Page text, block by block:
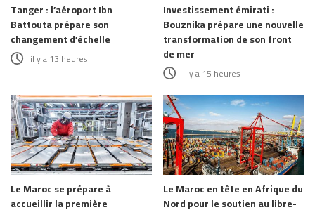
Tanger : l’aéroport Ibn
Battouta prépare son
changement d’échelle
il y a 13 heures
Investissement émirati :
Bouznika prépare une nouvelle
transformation de son front
de mer
il y a 15 heures
Le Maroc se prépare à
accueillir la première
Le Maroc en tête en Afrique du
Nord pour le soutien au libre-